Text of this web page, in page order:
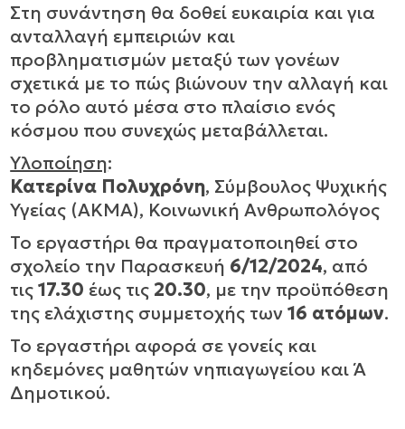
Στη συνάντηση θα δοθεί ευκαιρία και για
ανταλλαγή εμπειριών και
προβληματισμών μεταξύ των γονέων
σχετικά με το πώς βιώνουν την αλλαγή και
το ρόλο αυτό μέσα στο πλαίσιο ενός
κόσμου που συνεχώς μεταβάλλεται.
Υλοποίηση:
Κατερίνα Πολυχρόνη, Σύμβουλος Ψυχικής
Υγείας (ΑΚΜΑ), Κοινωνική Ανθρωπολόγος
Το εργαστήρι θα πραγματοποιηθεί στο
σχολείο την Παρασκευή 6/12/2024, από
τις17.30 έως τις 20.30, με την προϋπόθεση
της ελάχιστης συμμετοχής των16 ατόμων.
Το εργαστήρι αφορά σε γονείς και
κηδεμόνες μαθητών νηπιαγωγείου και Ά
Δημοτικού.